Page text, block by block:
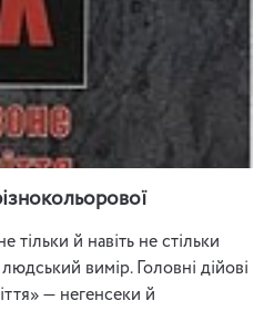
тільки й навіть не стільки
людський вимір. Головні дійові
— негенсеки й